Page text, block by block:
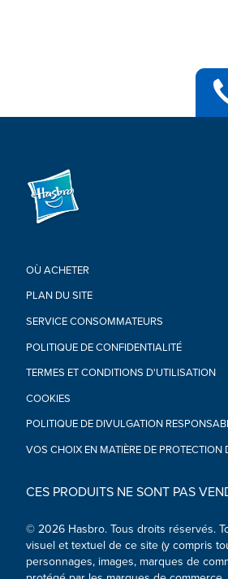
OÙ ACHETER
PLAN DU SITE
SERVICE CONSOMMATEURS
POLITIQUE DE CONFIDENTIALITÉ
TERMES ET CONDITIONS D'UTILISATION
COOKIES
POLITIQUE DE DIVULGATION
VOS CHOIX EN MATIÈRE DE PROTECTION
CES PRODUITS NE SONT PAS
© 2026 Hasbro. Tous droits réservés.
visuel et textuel de ce site (y compris
personnages, images, marques de